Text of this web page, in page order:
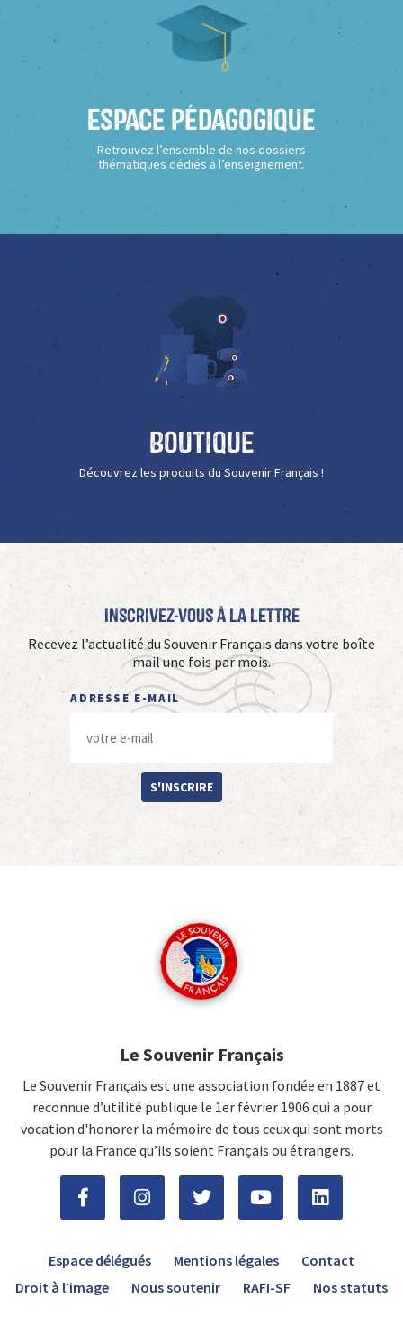
Espace Pédagogique
Retrouvez l’ensemble de nos dossiers
thématiques dédiés à l’enseignement.
Boutique
Découvrez les produits du Souvenir Français !
Inscrivez-vous à La Lettre
Recevez l’actualité du Souvenir Français dans votre boîte
mail une fois par mois.
ADRESSE E-MAIL
S'INSCRIRE
Le Souvenir Français
Le Souvenir Français est une association fondée en 1887 et
reconnue d’utilité publique le 1er février 1906 qui a pour
vocation d'honorer la mémoire de tous ceux qui sont morts
pour la France qu’ils soient Français ou étrangers.
Espace délégués Mentions légales
Contact
Droit à l’image
Nous soutenir RAFI-SF Nos statuts